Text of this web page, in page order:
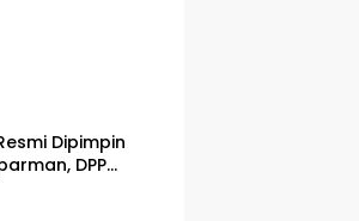
Dipimpin
DPP
Baru